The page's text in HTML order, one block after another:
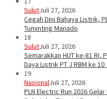
SulutJuli 27, 2026
Cegah Dini Bahaya Listrik,
Tuminting Manado
18
SulutJuli 27, 2026
Semarakkan HUT ke-81 RI,
Daya Listrik PT J RBM ke 10
19
NasionalJuli 27, 2026
PLN Electric Run 2026